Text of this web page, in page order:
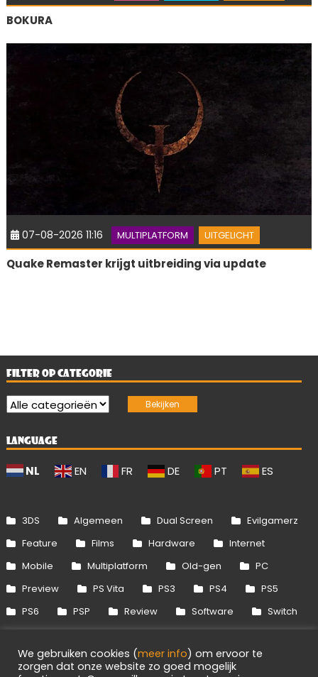
BOKURA
07-08-2026 11:16 MULTIPLATFORM UITGELICHT
Quake Remaster krijgt uitbreiding via update
FILTER OP CATEGORIE
LANGUAGE
NL EN FR DE PT ES
3DS Algemeen Dual Screen
Evilgamerz
Feature
Films Hardware
Internet
Mobile
Multiplatform Old-gen
PC
Preview
PS Vita PS3 PS4
PS5
PS6
PSP Review Software
Switch
Xbox 360
Xbox One Xbox Series
We gebruiken cookies (meer info) om ervoor te
zorgen dat onze website zo goed mogelijk